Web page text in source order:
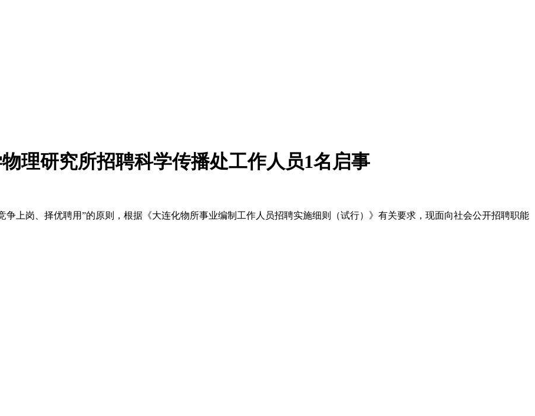
理研究所招聘科学传播处工作人员1名启事
上岗、择优聘用”的原则，根据《大连化物所事业编制工作人员招聘实施细则（试行）》有关要求，现面向社会公开招聘职能